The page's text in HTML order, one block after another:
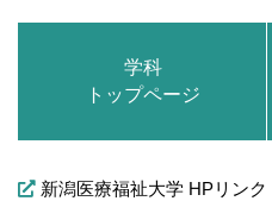
学科
トップページ
新潟医療福祉大学 HPリンク